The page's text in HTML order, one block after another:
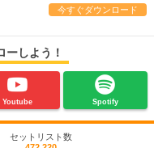
今すぐダウンロード
ーしよう！
Youtube Spotify
セットリスト数